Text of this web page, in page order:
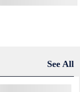
See All